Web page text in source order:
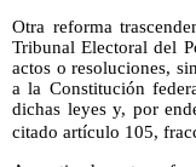
Otra reforma
Tribunal Electoral del
actos o resoluciones,
a la Constitución
dichas leyes y, por
citado artículo 105,